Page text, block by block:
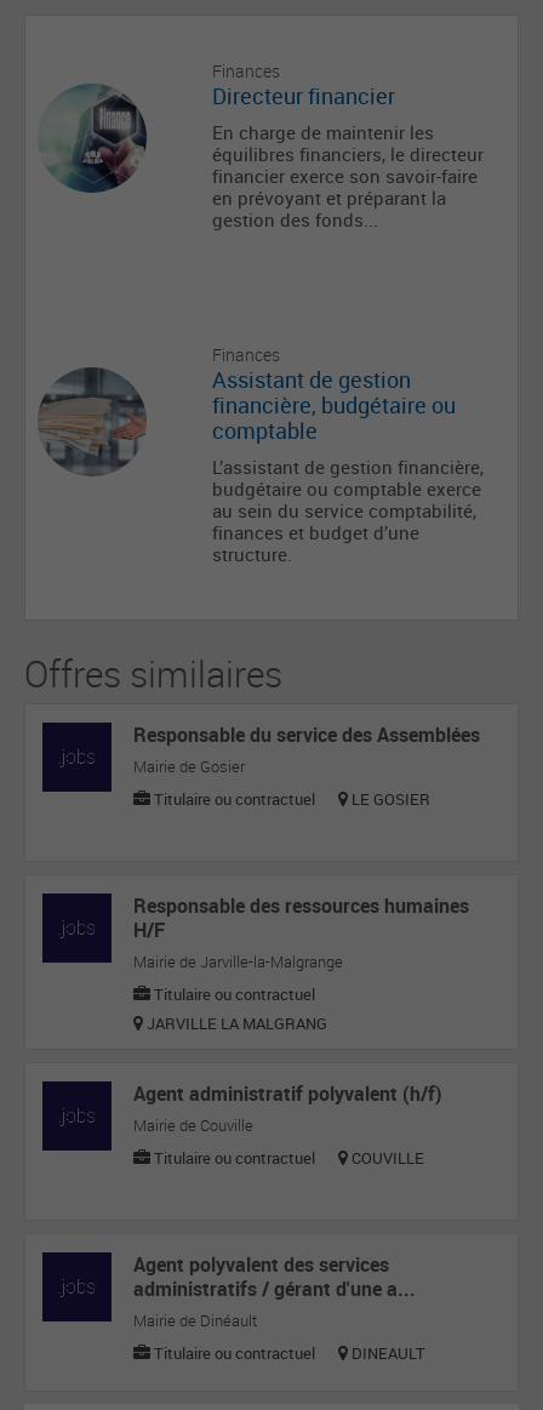
Finances
Directeur financier
En charge de maintenir les
équilibres financiers, le directeur
financier exerce son savoir-faire
en prévoyant et préparant la
gestion des fonds...
Finances
Assistant de gestion
financière, budgétaire ou
comptable
L’assistant de gestion financière,
budgétaire ou comptable exerce
au sein du service comptabilité,
finances et budget d’une
structure.
Offres similaires
Responsable du service des Assemblées
Mairie de Gosier
Titulaire ou contractuel
LE GOSIER
Responsable des ressources humaines
H/F
Mairie de Jarville-la-Malgrange
Titulaire ou contractuel
JARVILLE LA MALGRANG
Agent administratif polyvalent (h/f)
Mairie de Couville
Titulaire ou contractuel
COUVILLE
Agent polyvalent des services
administratifs / gérant d'une a...
Mairie de Dinéault
Titulaire ou contractuel
DINEAULT